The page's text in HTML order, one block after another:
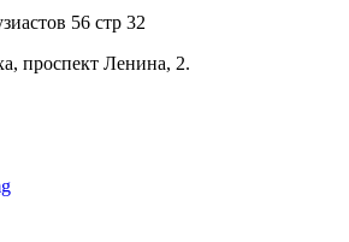
56 стр 32
проспект Ленина, 2.